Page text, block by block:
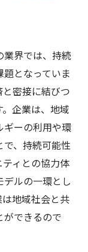
業界では、持続
となっていま
密接に結びつ
企業は、地域
ギーの利用や環
、持続可能性
ィとの協力体
ルの一環とし
地域社会と共
ができるので